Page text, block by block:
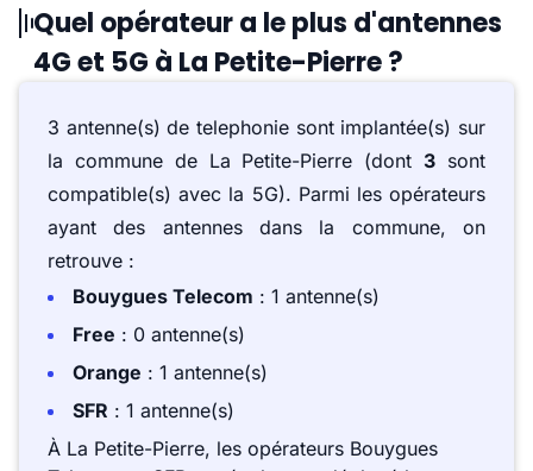
Quel opérateur a le plus d'antennes
4G et 5G à La Petite-Pierre ?
3 antenne(s) de telephonie sont implantée(s) sur
la commune de La Petite-Pierre (dont3 sont
compatible(s) avec la 5G). Parmi les opérateurs
ayant des antennes dans la commune, on
retrouve :
Bouygues Telecom : 1 antenne(s)
Free : 0 antenne(s)
Orange : 1 antenne(s)
SFR : 1 antenne(s)
À La Petite-Pierre, les opérateurs Bouygues